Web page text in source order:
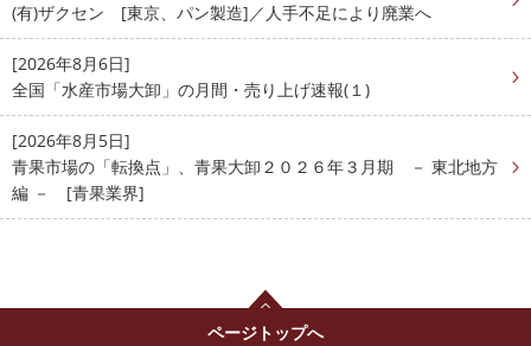
(有)ザクセン [東京、パン製造]／人手不足により廃業へ
[2026年8月6日]
全国「水産市場大卸」の月間・売り上げ速報(１)
[2026年8月5日]
青果市場の「転換点」、青果大卸２０２６年３月期 － 東北地方
編 － [青果業界]
ページトップへ